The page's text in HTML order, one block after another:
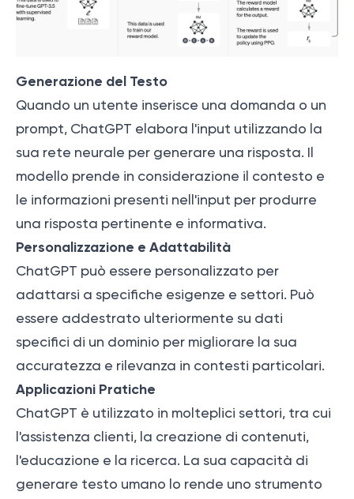
Generazione del Testo
Quando un utente inserisce una domanda o un
prompt, ChatGPT elabora l'input utilizzando la
sua rete neurale per generare una risposta. Il
modello prende in considerazione il contesto e
le informazioni presenti nell'input per produrre
una risposta pertinente e informativa.
Personalizzazione e Adattabilità
ChatGPT può essere personalizzato per
adattarsi a specifiche esigenze e settori. Può
essere addestrato ulteriormente su dati
specifici di un dominio per migliorare la sua
accuratezza e rilevanza in contesti particolari.
Applicazioni Pratiche
ChatGPT è utilizzato in molteplici settori, tra cui
l'assistenza clienti, la creazione di contenuti,
l'educazione e la ricerca. La sua capacità di
generare testo umano lo rende uno strumento